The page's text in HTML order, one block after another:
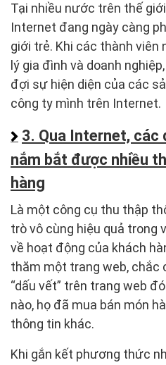
Tại nhiều nước trên thế
Internet đang ngày càng
giới trẻ. Khi các thành viên
lý gia đình và doanh
đợi sự hiện diện của các
công ty mình trên Internet.
3. Qua Internet, các
nắm bắt được nhiều
hàng
Là một công cụ thu thập
trò vô cùng hiệu quả trong
về hoạt động của khách
thăm một trang web, chắc
“dấu vết” trên trang web
nào, họ đã mua bán món
thông tin khác.
Khi gắn kết phương thức